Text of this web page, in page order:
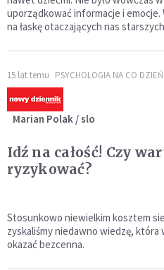
uporządkować informacje i emocje.
na łaskę otaczających nas
15 lat temu PSYCHOLOGIA NA CO DZIEŃ
Marian Polak / slo
Idź na całość! Czy
ryzykować?
Stosunkowo niewielkim kosztem
zyskaliśmy niedawno wiedzę, która
okazać bezcenna.